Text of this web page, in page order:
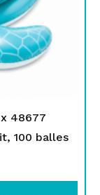
48677
100 balles